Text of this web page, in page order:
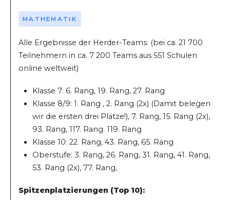
MATHEMATIK
Alle Ergebnisse der Herder-Teams: (bei ca. 21 700
Teilnehmern in ca. 7 200 Teams aus 551 Schulen
online weltweit)
Klasse 7: 6. Rang, 19. Rang, 27. Rang
Klasse 8/9: 1. Rang , 2. Rang (2x) (Damit belegen
wir die ersten drei Plätze!), 7. Rang, 15. Rang (2x),
93. Rang, 117. Rang. 119. Rang
Klasse 10: 22. Rang, 43. Rang, 65. Rang
Oberstufe: 3. Rang, 26. Rang, 31. Rang, 41. Rang,
53. Rang (2x), 77. Rang,
Spitzenplatzierungen (Top 10):